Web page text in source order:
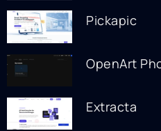
Pickapic
OpenArt
Extracta